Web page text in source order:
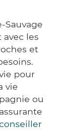
Sauvage
les
et
pour
vie
ou